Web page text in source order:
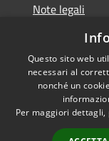
Note legali
Dichiarazione
Accessibilità
Questo sito web
necessari al
nonché un
Per maggiori dettagli,